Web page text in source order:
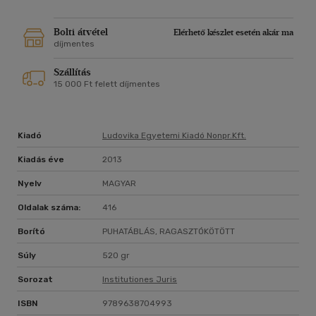
Bolti átvétel
Elérhető készlet esetén akár ma
díjmentes
Szállítás
15 000 Ft felett díjmentes
Kiadó Ludovika Egyetemi Kiadó Nonpr.kft.
Kiadás éve 2013
Nyelv MAGYAR
Oldalak száma: 416
Borító PUHATÁBLÁS, RAGASZTÓKÖTÖTT
Súly 520 gr
Sorozat Institutiones Juris
ISBN 9789638704993